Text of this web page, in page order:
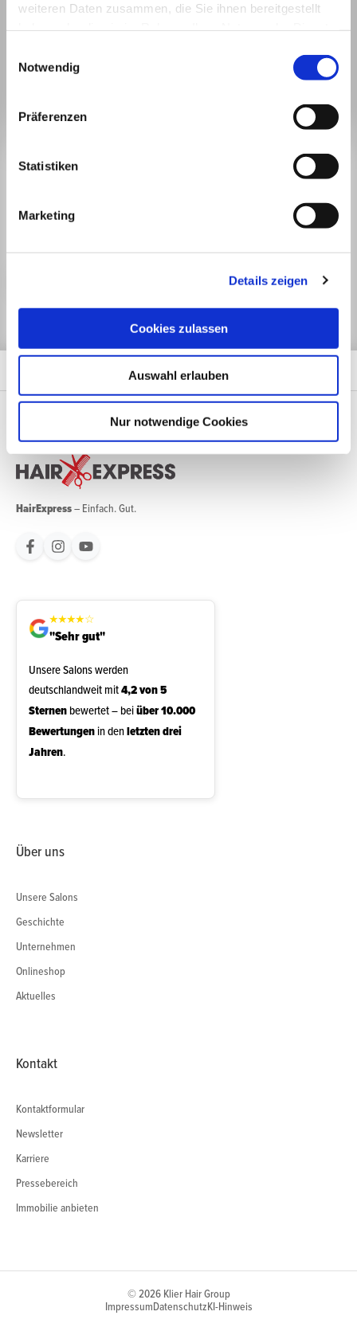
weiteren Daten zusammen, die Sie ihnen bereitgestellt
Notwendig
Präferenzen
Statistiken
Marketing
Details zeigen
Cookies zulassen
Auswahl erlauben
Nur notwendige Cookies
BLEIBEN WIR IN
Mit unserem Newsletter sind Sie zu jeder Zeit gut informiert.
HairExpress– Einfach. Gut.
★★★★☆
"Sehr gut"
Unsere Salons werden
deutschlandweit mit4,2 von 5
Sternenbewertet – beiüber 10.000
Bewertungenin denletzten drei
Jahren.
Über uns
Unsere Salons
Geschichte
Unternehmen
Onlineshop
Aktuelles
Kontakt
Kontaktformular
Newsletter
Karriere
Pressebereich
Immobilie anbieten
© 2026 Klier Hair Group
ImpressumDatenschutzKI-Hinweis